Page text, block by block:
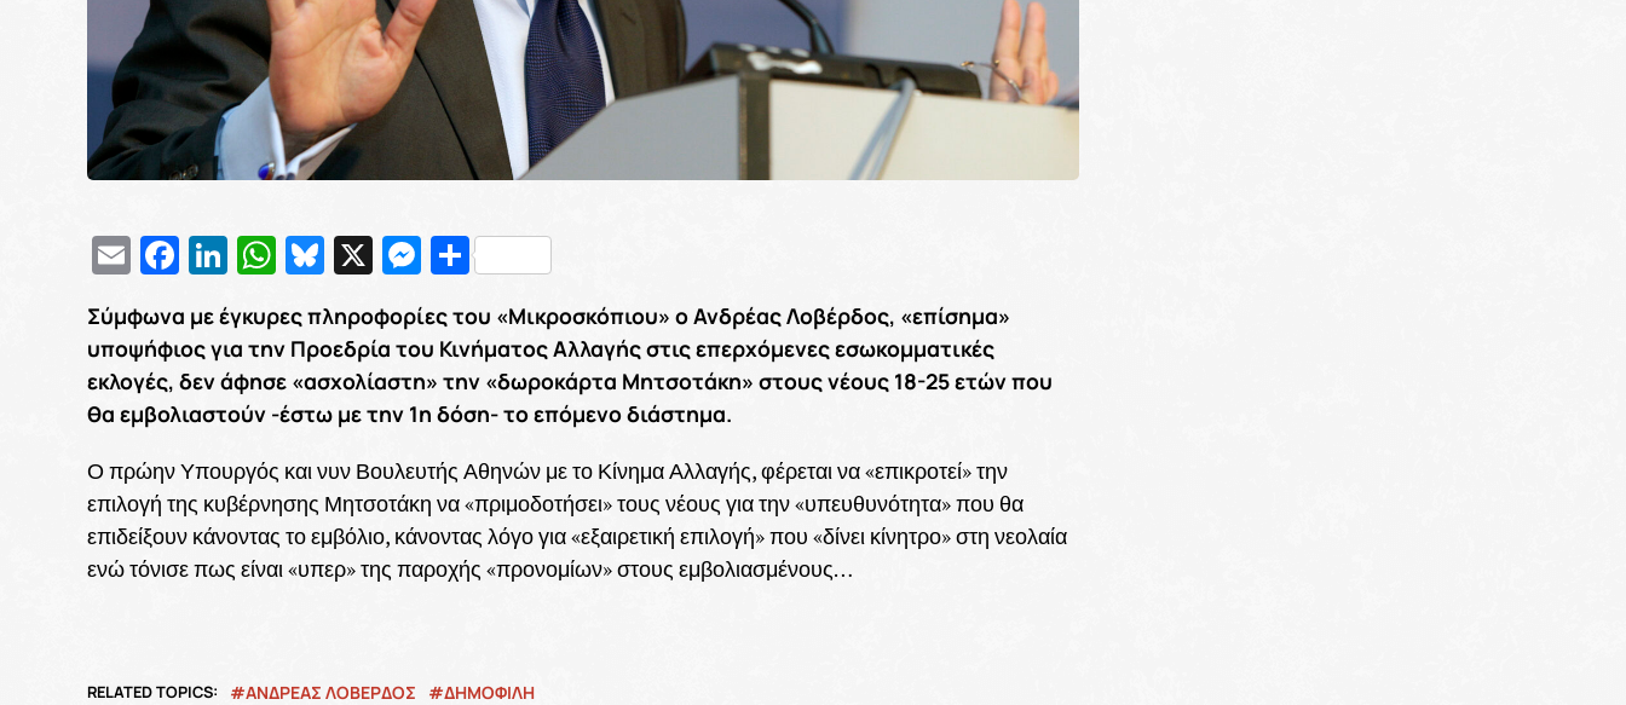
EmailFacebook
LinkedIn
WhatsApp
Bluesky
X Messenger
Μοιραστείτε
Σύμφωνα με έγκυρες πληροφορίες του «Μικροσκόπιου» ο Ανδρέας Λοβέρδος, «επίσημα»
υποψήφιος για την Προεδρία του Κινήματος Αλλαγής στις επερχόμενες εσωκομματικές
εκλογές, δεν άφησε «ασχολίαστη» την «δωροκάρτα Μητσοτάκη» στους νέους 18-25 ετών που
θα εμβολιαστούν -έστω με την 1η δόση- το επόμενο διάστημα.
Ο πρώην Υπουργός και νυν Βουλευτής Αθηνών με το Κίνημα Αλλαγής, φέρεται να «επικροτεί» την
επιλογή της κυβέρνησης Μητσοτάκη να «πριμοδοτήσει» τους νέους για την «υπευθυνότητα» που θα
επιδείξουν κάνοντας το εμβόλιο, κάνοντας λόγο για «εξαιρετική επιλογή» που «δίνει κίνητρο» στη νεολαία
ενώ τόνισε πως είναι «υπερ» της παροχής «προνομίων» στους εμβολιασμένους…
RELATED TOPICS: ΑΝΔΡΕΑΣ ΛΟΒΕΡΔΟΣ ΔΗΜΟΦΙΛΗ